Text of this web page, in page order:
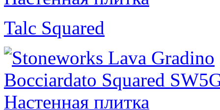
Talc Squared